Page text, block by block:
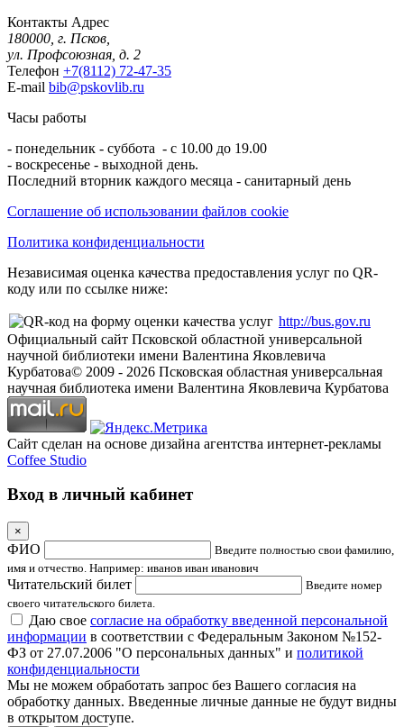
Контакты Адрес
180000, г. Псков,
ул. Профсоюзная, д. 2
Телефон +7(8112) 72-47-35
E-mail bib@pskovlib.ru
Часы работы
- понедельник - суббота - с 10.00 до 19.00
- воскресенье - выходной день.
Последний вторник каждого месяца - санитарный день
Соглашение об использовании файлов cookie
Политика конфиденциальности
Независимая оценка качества предоставления услуг по QR-
коду или по ссылке ниже:
http://bus.gov.ru
Официальный сайт Псковской областной универсальной
научной библиотеки имени Валентина Яковлевича
Курбатова© 2009 - 2026 Псковская областная универсальная
научная библиотека имени Валентина Яковлевича Курбатова
Сайт сделан на основе дизайна агентства интернет-рекламы
Coffee Studio
Вход в личный кабинет
×
ФИО
Введите полностью свои фамилию,
имя и отчество. Например: иванов иван иванович
Читательский билет
Введите номер
своего читательского билета.
Даю свое согласие на обработку введенной персональной
информации в соответствии с Федеральным Законом №152-
ФЗ от 27.07.2006 "О персональных данных" и политикой
конфиденциальности
Мы не можем обработать запрос без Вашего согласия на
обработку данных. Введенные личные данные не будут видны
в открытом доступе.